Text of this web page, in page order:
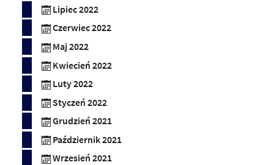
Lipiec 2022
Czerwiec 2022
Maj 2022
Kwiecień 2022
Luty 2022
Styczeń 2022
Grudzień 2021
Październik 2021
Wrzesień 2021